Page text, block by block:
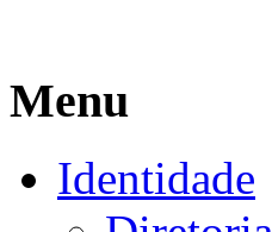
Menu
Identidade